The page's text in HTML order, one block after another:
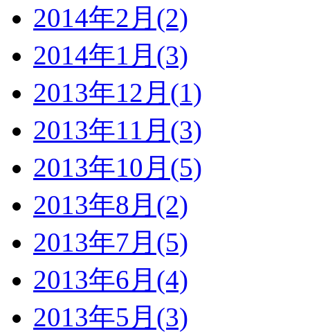
2014年2月(2)
2014年1月(3)
2013年12月(1)
2013年11月(3)
2013年10月(5)
2013年8月(2)
2013年7月(5)
2013年6月(4)
2013年5月(3)